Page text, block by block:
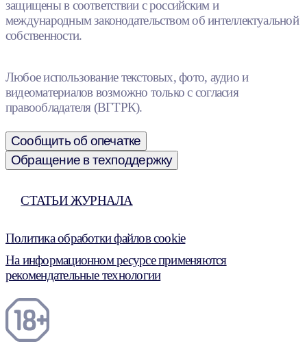
защищены в соответствии с российским и
международным законодательством об интеллектуальной
собственности.
Любое использование текстовых, фото, аудио и
видеоматериалов возможно только с согласия
правообладателя (ВГТРК).
Сообщить об опечатке
Обращение в техподдержку
СТАТЬИ ЖУРНАЛА
Политика обработки файлов cookie
На информационном ресурсе применяются
рекомендательные технологии